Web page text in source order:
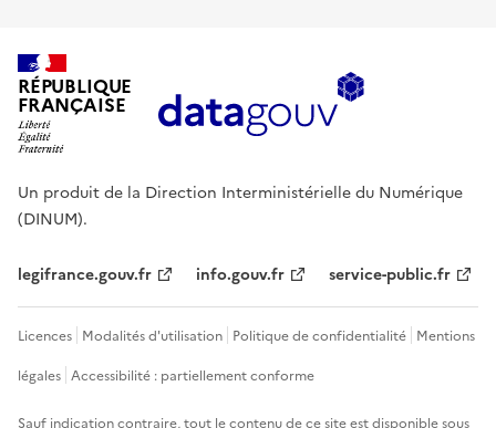
RÉPUBLIQUE
FRANÇAISE
Un produit de la Direction Interministérielle du Numérique
(DINUM).
legifrance.gouv.fr info.gouv.fr service-public.fr
Licences Modalités d'utilisation Politique de confidentialité Mentions
légales Accessibilité : partiellement conforme